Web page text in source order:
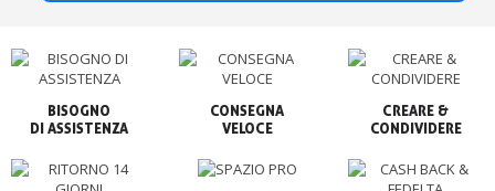
BISOGNO
CONSEGNA
VELOCE
CREARE &
CONDIVIDERE